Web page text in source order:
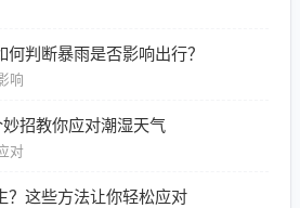
判断暴雨是否影响出行？
响
招教你应对潮湿天气
对
？这些方法让你轻松应对